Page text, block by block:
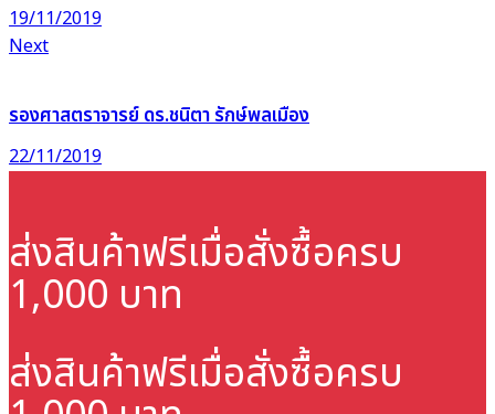
19/11/2019
Next
รองศาสตราจารย์ ดร.ชนิตา รักษ์พลเมือง
22/11/2019
ส่งสินค้าฟรีเมื่อสั่งซื้อครบ
1,000 บาท
ส่งสินค้าฟรีเมื่อสั่งซื้อครบ